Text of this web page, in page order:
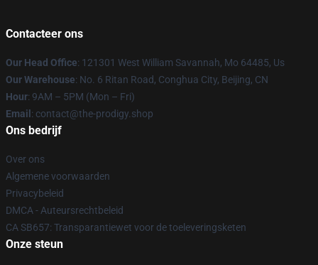
Contacteer ons
Our Head Office: 121301 West William Savannah, Mo 64485, Us
Our Warehouse: No. 6 Ritan Road, Conghua City, Beijing, CN
Hour: 9AM – 5PM (Mon – Fri)
Email : contact@the-prodigy.shop
Ons bedrijf
Over ons
Algemene voorwaarden
Privacybeleid
DMCA - Auteursrechtbeleid
CA SB657: Transparantiewet voor de toeleveringsketen
Onze steun